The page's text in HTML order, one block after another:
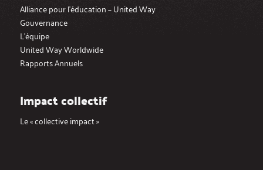
Alliance pour l’éducation – United Way
Gouvernance
L’équipe
United Way Worldwide
Rapports Annuels
Impact collectif
Le « collective impact »